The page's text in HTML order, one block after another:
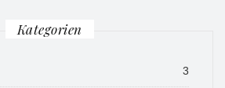
Kategorien
3